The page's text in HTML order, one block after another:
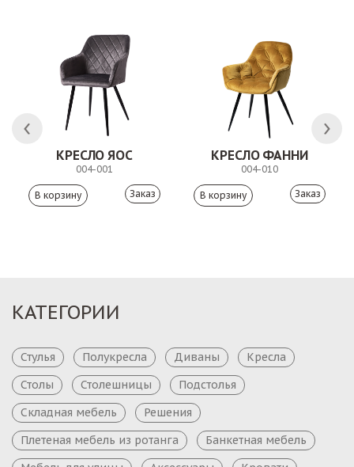
КРЕСЛО ЯОС
004-001
Заказ
КРЕСЛО ФАННИ
004-010
Заказ
КАТЕГОРИИ
Стулья Полукресла Диваны
Кресла
Столы
Столешницы
Подстолья
Складная мебель
Решения
Плетеная мебель из ротанга
Банкетная мебель